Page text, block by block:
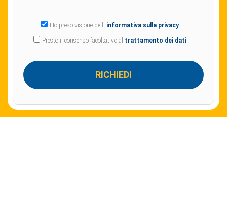
Ho preso visione dell' informativa sulla privacy
Presto il consenso facoltativo al trattamento dei dati